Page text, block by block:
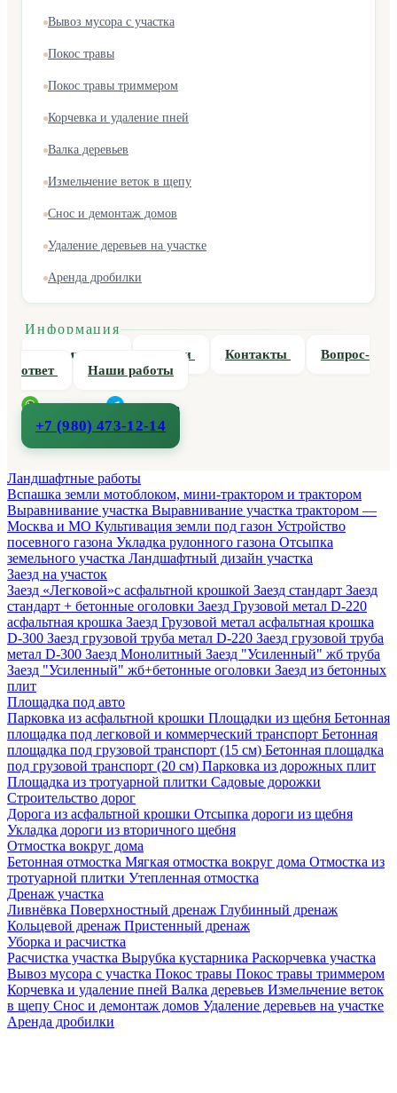
Вывоз мусора с участка
Покос травы
Покос травы триммером
Корчевка и удаление пней
Валка деревьев
Измельчение веток в щепу
Снос и демонтаж домов
Удаление деревьев на участке
Аренда дробилки
Информация
О компании Статьи Контакты
Вопрос-
ответ
Наши работы
Telegram
+7 (980) 473-12-14
Ландшафтные работы
Вспашка земли мотоблоком, мини-трактором и трактором
Выравнивание участка Выравнивание участка трактором —
Москва и МО Культивация земли под газон Устройство
посевного газона Укладка рулонного газона Отсыпка
земельного участка Ландшафтный дизайн участка
Заезд на участок
Заезд «Легковой»с асфальтной крошкой Заезд стандарт Заезд
стандарт + бетонные оголовки Заезд Грузовой метал D-220
асфальтная крошка Заезд Грузовой метал асфальтная крошка
D-300 Заезд грузовой труба метал D-220 Заезд грузовой труба
метал D-300 Заезд Монолитный Заезд "Усиленный" жб труба
Заезд "Усиленный" жб+бетонные оголовки Заезд из бетонных
плит
Площадка под авто
Парковка из асфальтной крошки Площадки из щебня Бетонная
площадка под легковой и коммерческий транспорт Бетонная
площадка под грузовой транспорт (15 см) Бетонная площадка
под грузовой транспорт (20 см) Парковка из дорожных плит
Площадка из тротуарной плитки Садовые дорожки
Строительство дорог
Дорога из асфальтной крошки Отсыпка дороги из щебня
Укладка дороги из вторичного щебня
Отмостка вокруг дома
Бетонная отмостка Мягкая отмостка вокруг дома Отмостка из
тротуарной плитки Утепленная отмостка
Дренаж участка
Ливнёвка Поверхностный дренаж Глубинный дренаж
Кольцевой дренаж Пристенный дренаж
Уборка и расчистка
Расчистка участка Вырубка кустарника Раскорчевка участка
Вывоз мусора с участка Покос травы Покос травы триммером
Корчевка и удаление пней Валка деревьев Измельчение веток
в щепу Снос и демонтаж домов Удаление деревьев на участке
Аренда дробилки